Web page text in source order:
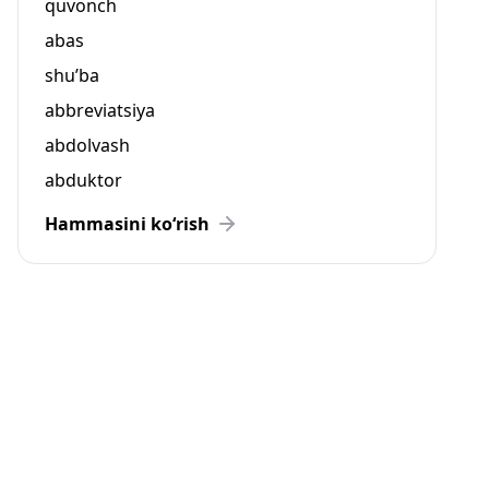
quvonch
abas
shu’ba
abbreviatsiya
abdolvash
abduktor
Hammasini ko‘rish